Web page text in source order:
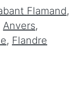
Flamand,
Anvers,
, Flandre